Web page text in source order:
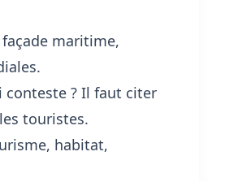
maritime,
conteste ? Il faut citer
touristes.
habitat,